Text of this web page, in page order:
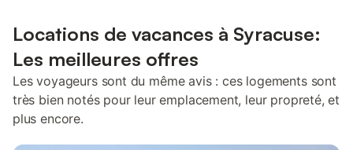
Locations de vacances à Syracuse:
Les meilleures offres
Les voyageurs sont du même avis : ces logements sont
très bien notés pour leur emplacement, leur propreté, et
plus encore.